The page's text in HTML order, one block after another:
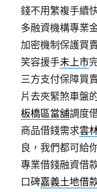
錢不用繁複手續
多融資機構專業
加密機制保護買
笑容援手未上市
三方支付保障買
片去夾緊煞車盤
板橋區當舖調度
商品借錢需求雲
良，我們都可給
專業借錢融資借
口碑嘉義土地借